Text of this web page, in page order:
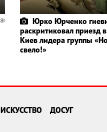
Юрко Юрченко
раскритиковал приезд в
Киев лидера группы
свело!»
ИСКУССТВО ДОСУГ